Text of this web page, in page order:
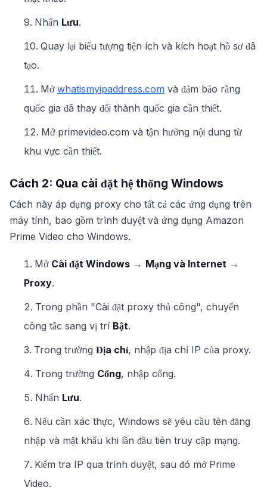
Nhấn Lưu.
Quay lại biểu tượng tiện ích và kích hoạt hồ sơ đã
tạo.
Mở whatismyipaddress.com và đảm bảo rằng
quốc gia đã thay đổi thành quốc gia cần thiết.
Mở primevideo.com và tận hưởng nội dung từ
khu vực cần thiết.
Cách 2: Qua cài đặt hệ thống Windows
Cách này áp dụng proxy cho tất cả các ứng dụng trên
máy tính, bao gồm trình duyệt và ứng dụng Amazon
Prime Video cho Windows.
Mở Cài đặt Windows → Mạng và Internet →
Proxy.
Trong phần "Cài đặt proxy thủ công", chuyển
công tắc sang vị trí Bật.
Trong trường Địa chỉ, nhập địa chỉ IP của proxy.
Trong trường Cổng, nhập cổng.
Nhấn Lưu.
Nếu cần xác thực, Windows sẽ yêu cầu tên đăng
nhập và mật khẩu khi lần đầu tiên truy cập mạng.
Kiểm tra IP qua trình duyệt, sau đó mở Prime
Video.